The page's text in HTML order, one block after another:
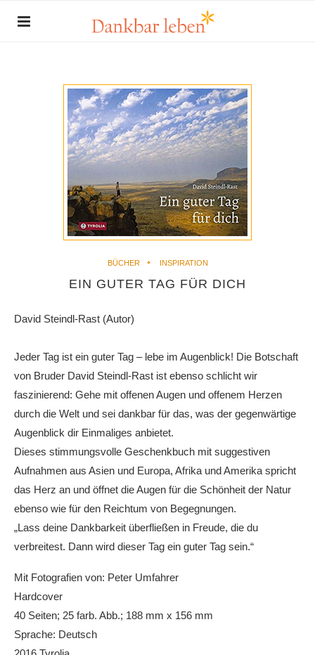
BÜCHER INSPIRATION
EIN GUTER TAG FÜR DICH
David Steindl-Rast (Autor)
Jeder Tag ist ein guter Tag – lebe im Augenblick! Die Botschaft
von Bruder David Steindl-Rast ist ebenso schlicht wir
faszinierend: Gehe mit offenen Augen und offenem Herzen
durch die Welt und sei dankbar für das, was der gegenwärtige
Augenblick dir Einmaliges anbietet.
Dieses stimmungsvolle Geschenkbuch mit suggestiven
Aufnahmen aus Asien und Europa, Afrika und Amerika spricht
das Herz an und öffnet die Augen für die Schönheit der Natur
ebenso wie für den Reichtum von Begegnungen.
„Lass deine Dankbarkeit überfließen in Freude, die du
verbreitest. Dann wird dieser Tag ein guter Tag sein.“
Mit Fotografien von: Peter Umfahrer
Hardcover
40 Seiten; 25 farb. Abb.; 188 mm x 156 mm
Sprache: Deutsch